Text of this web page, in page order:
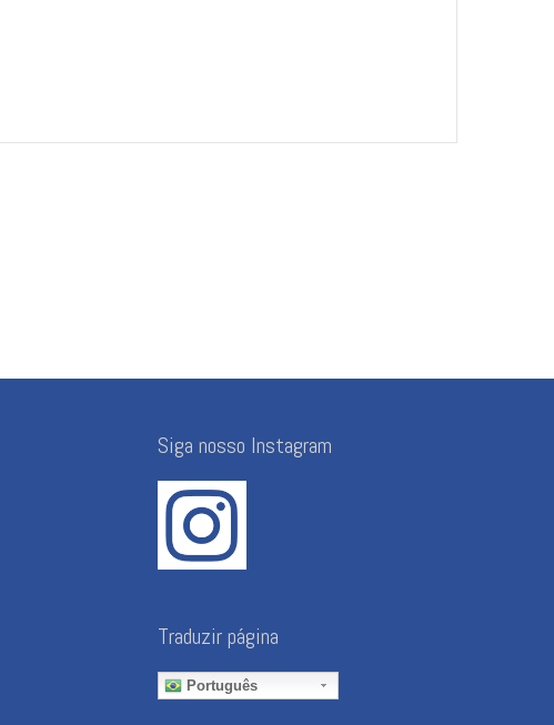
Siga nosso Instagram
Traduzir página
Português